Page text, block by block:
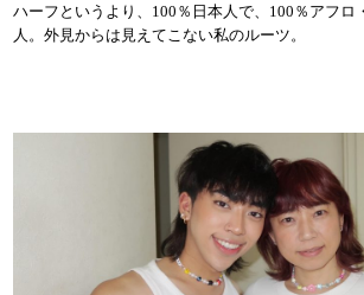
ハーフというより、100％日本人で、100％アフロ
人。外見からは見えてこない私のルーツ。